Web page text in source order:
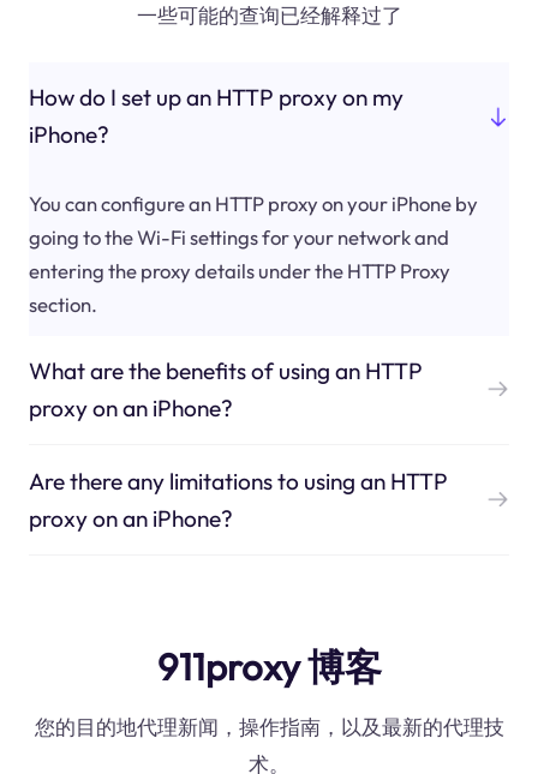
一些可能的查询已经解释过了
How do I set up an HTTP proxy on my
iPhone?
You can configure an HTTP proxy on your iPhone by
going to the Wi-Fi settings for your network and
entering the proxy details under the HTTP Proxy
section.
What are the benefits of using an HTTP
proxy on an iPhone?
Are there any limitations to using an HTTP
proxy on an iPhone?
911proxy 博客
您的目的地代理新闻，操作指南，以及最新的代理技
术。